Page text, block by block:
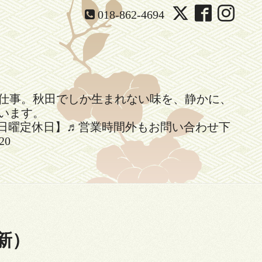
018-862-4694
事。秋田でしか生まれない味を、静かに、
ます。
曜定休日】♬営業時間外もお問い合わせ下